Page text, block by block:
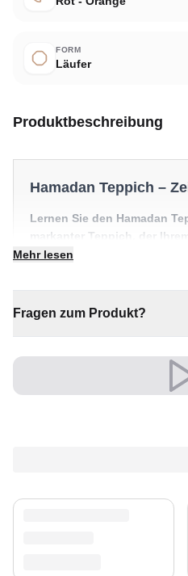
FORM
Läufer
Produktbeschreibung
Hamadan Teppich –
Lernen Sie den Hamadan
markanter Teppich, der
und Wärme schenkt. Ein
✔ Vielseitiger Stil für jeden
✔ Zeitloses Design für
✔ Verleiht jedem Raum
✔ Ein echter Blickfang für
Mehr lesen
Fragen zum Produkt?